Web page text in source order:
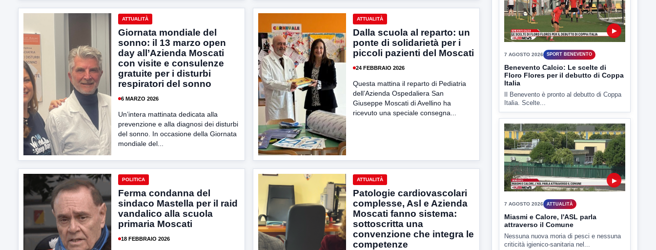
ATTUALITÀ
Giornata mondiale del
sonno: il 13 marzo open
day all’Azienda Moscati
con visite e consulenze
gratuite per i disturbi
respiratori del sonno
6 MARZO 2026
Un’intera mattinata dedicata alla
prevenzione e alla diagnosi dei disturbi
del sonno. In occasione della Giornata
mondiale del...
ATTUALITÀ
Dalla scuola al reparto: un
ponte di solidarietà per i
piccoli pazienti del Moscati
24 FEBBRAIO 2026
Questa mattina il reparto di Pediatria
dell’Azienda Ospedaliera San
Giuseppe Moscati di Avellino ha
ricevuto una speciale consegna...
POLITICA
Ferma condanna del
sindaco Mastella per il raid
vandalico alla scuola
primaria Moscati
18 FEBBRAIO 2026
ATTUALITÀ
Patologie cardiovascolari
complesse, Asl e Azienda
Moscati fanno sistema:
sottoscritta una
convenzione che integra le
competenze
7 AGOSTO 2026 SPORT BENEVENTO
Benevento Calcio: Le scelte di
Floro Flores per il debutto di Coppa
Il Benevento è pronto al debutto di Coppa
Italia. Scelte...
▶
7 AGOSTO 2026 ATTUALITÀ
Miasmi e Calore, l'ASL parla
attraverso il Comune
Nessuna nuova moria di pesci e nessuna
criticità igienico-sanitaria nel...